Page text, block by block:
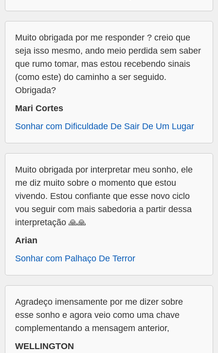
Muito obrigada por me responder ? creio que
seja isso mesmo, ando meio perdida sem saber
que rumo tomar, mas estou recebendo sinais
(como este) do caminho a ser seguido.
Obrigada?
Mari Cortes
Sonhar com Dificuldade De Sair De Um Lugar
Muito obrigada por interpretar meu sonho, ele
me diz muito sobre o momento que estou
vivendo. Estou confiante que esse novo ciclo
vou seguir com mais sabedoria a partir dessa
interpretação 🙏🙏
Arian
Sonhar com Palhaço De Terror
Agradeço imensamente por me dizer sobre
esse sonho e agora veio como uma chave
complementando a mensagem anterior,
WELLINGTON